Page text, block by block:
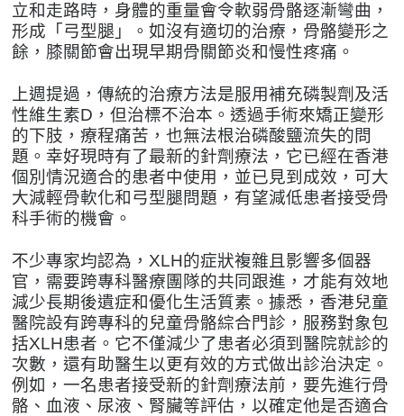
立和走路時，身體的重量會令軟弱骨骼逐漸彎曲，
形成「弓型腿」。如沒有適切的治療，骨骼變形之
餘，膝關節會出現早期骨關節炎和慢性疼痛。
上週提過，傳統的治療方法是服用補充磷製劑及活
性維生素D，但治標不治本。透過手術來矯正變形
的下肢，療程痛苦，也無法根治磷酸鹽流失的問
題。幸好現時有了最新的針劑療法，它已經在香港
個別情況適合的患者中使用，並已見到成效，可大
大減輕骨軟化和弓型腿問題，有望減低患者接受骨
科手術的機會。
不少專家均認為，XLH的症狀複雜且影響多個器
官，需要跨專科醫療團隊的共同跟進，才能有效地
減少長期後遺症和優化生活質素。據悉，香港兒童
醫院設有跨專科的兒童骨骼綜合門診，服務對象包
括XLH患者。它不僅減少了患者必須到醫院就診的
次數，還有助醫生以更有效的方式做出診治決定。
例如，一名患者接受新的針劑療法前，要先進行骨
骼、血液、尿液、腎臟等評估，以確定他是否適合